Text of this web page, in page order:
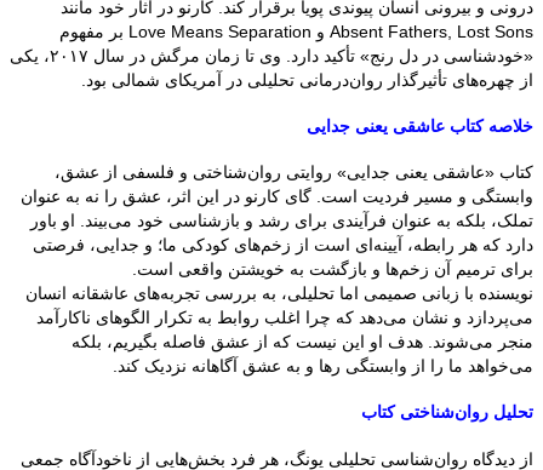
درونی و بیرونی انسان پیوندی پویا برقرار کند. کارنو در آثار خود مانند
Absent Fathers, Lost Sons و Love Means Separation بر مفهوم
«خودشناسی در دل رنج» تأکید دارد. وی تا زمان مرگش در سال ۲۰۱۷، یکی
از چهره‌های تأثیرگذار روان‌درمانی تحلیلی در آمریکای شمالی بود.
خلاصه کتاب عاشقی یعنی جدایی
کتاب «عاشقی یعنی جدایی» روایتی روان‌شناختی و فلسفی از عشق،
وابستگی و مسیر فردیت است. گای کارنو در این اثر، عشق را نه به عنوان
تملک، بلکه به عنوان فرآیندی برای رشد و بازشناسی خود می‌بیند. او باور
دارد که هر رابطه، آیینه‌ای است از زخم‌های کودکی ما؛ و جدایی، فرصتی
برای ترمیم آن زخم‌ها و بازگشت به خویشتن واقعی است.
نویسنده با زبانی صمیمی اما تحلیلی، به بررسی تجربه‌های عاشقانه انسان
می‌پردازد و نشان می‌دهد که چرا اغلب روابط به تکرار الگوهای ناکارآمد
منجر می‌شوند. هدف او این نیست که از عشق فاصله بگیریم، بلکه
می‌خواهد ما را از وابستگی رها و به عشق آگاهانه نزدیک کند.
تحلیل روان‌شناختی کتاب
از دیدگاه روان‌شناسی تحلیلی یونگ، هر فرد بخش‌هایی از ناخودآگاه جمعی